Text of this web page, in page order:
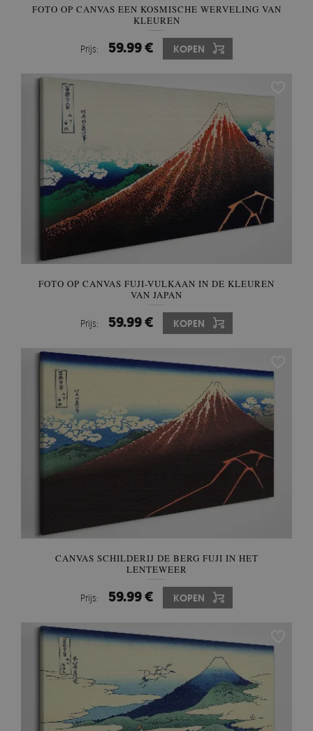
FOTO OP CANVAS EEN KOSMISCHE WERVELING VAN
KLEUREN
Prijs: 59.99 € KOPEN
FOTO OP CANVAS FUJI-VULKAAN IN DE KLEUREN
VAN JAPAN
Prijs: 59.99 € KOPEN
CANVAS SCHILDERIJ DE BERG FUJI IN HET
LENTEWEER
Prijs: 59.99 € KOPEN